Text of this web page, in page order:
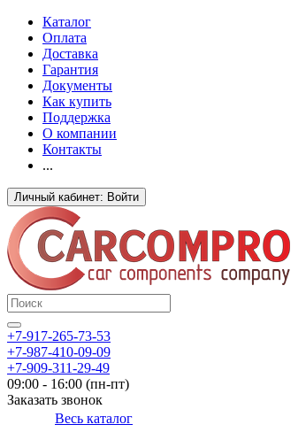
Каталог
Оплата
Доставка
Гарантия
Документы
Как купить
Поддержка
О компании
Контакты
...
Личный кабинет: Войти
+7-917-265-73-53
+7-987-410-09-09
+7-909-311-29-49
09:00 - 16:00 (пн-пт)
Заказать звонок
Весь каталог